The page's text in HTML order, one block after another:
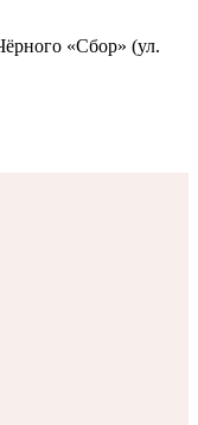
«Сбор» (ул.